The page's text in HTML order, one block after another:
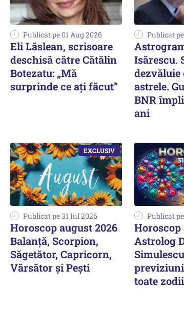
Publicat pe 01 Aug 2026
Eli Lăslean, scrisoare
deschisă către Cătălin
Botezatu: „Mă
surprinde ce ați făcut”
Publicat
Isărescu.
dezvăluie
astrele.
BNR
ani
Publicat pe 31 Iul 2026
Horoscop august 2026
Balanță, Scorpion,
Săgetător, Capricorn,
Vărsător și Pești
Publicat
Horoscop
Astrolog
toate